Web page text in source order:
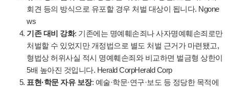
회견 등의 방식으로 유포할 경우 처벌 대상이 됩니다. Ngone
ws
기존 대비 강화: 기존에는 명예훼손죄나 사자명예훼손죄로만
처벌할 수 있었지만 개정법으로 별도 처벌 근거가 마련됐고,
형법상 허위사실 적시 명예훼손죄와 비교하면 벌금형 상한이
5배 높아진 것입니다. Herald CorpHerald Corp
표현·학문 자유 보장: 예술·학문·연구·보도 등 정당한 목적에